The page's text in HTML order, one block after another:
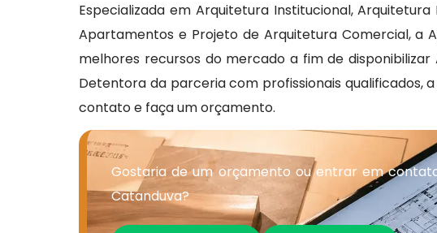
Especializada em Arquitetura Institucional,
Apartamentos e Projeto de Arquitetura Comercial, a
melhores recursos do mercado a fim de
Detentora da parceria com profissionais
contato e faça um orçamento.
Gostaria de um orçamento ou entrar em
Catanduva?